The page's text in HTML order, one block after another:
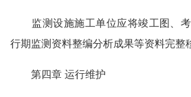
监测设施施工单位应将竣工图、考
行期监测资料整编分析成果等资料完整
第四章 运行维护